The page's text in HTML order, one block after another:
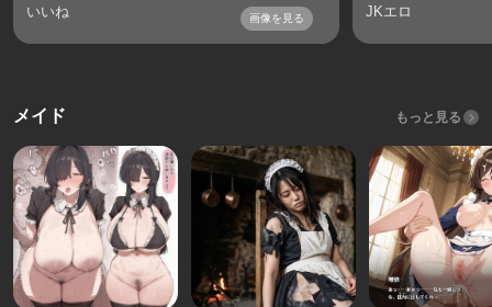
いいね 画像を見る JKエロ
メイド もっと見る